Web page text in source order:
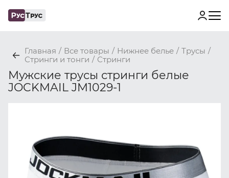
Главная / Все товары / Нижнее белье / Трусы /
Стринги и тонги / Стринги
Мужские трусы стринги белые
JOCKMAIL JM1029-1